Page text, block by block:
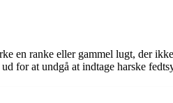
en ranke eller gammel lugt, der
for at undgå at indtage harske